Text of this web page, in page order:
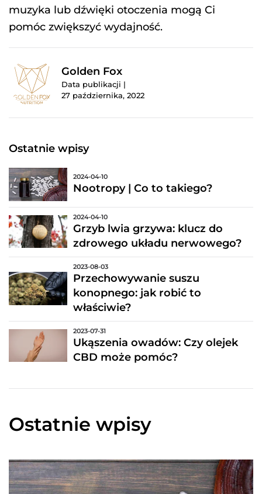
muzyka lub dźwięki otoczenia mogą Ci
pomóc zwiększyć wydajność.
Golden Fox
Data publikacji |
27 października, 2022
Ostatnie wpisy
2024-04-10
Nootropy | Co to takiego?
2024-04-10
Grzyb lwia grzywa: klucz do
zdrowego układu nerwowego?
2023-08-03
Przechowywanie suszu
konopnego: jak robić to
właściwie?
2023-07-31
Ukąszenia owadów: Czy olejek
CBD może pomóc?
Ostatnie wpisy